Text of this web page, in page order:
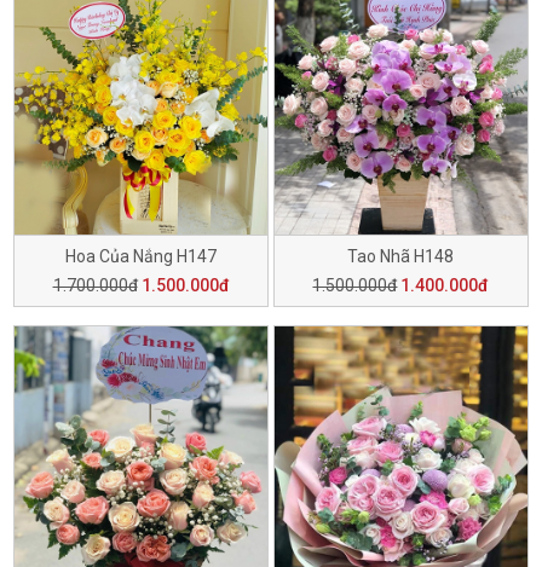
Hoa Của Nắng H147
1.700.000đ 1.500.000đ
Tao Nhã H148
1.500.000đ 1.400.000đ